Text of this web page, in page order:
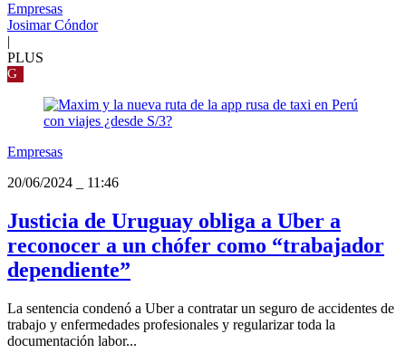
Empresas
Josimar Cóndor
|
PLUS
G
Empresas
20/06/2024
11:46
Justicia de Uruguay obliga a Uber a
reconocer a un chófer como “trabajador
dependiente”
La sentencia condenó a Uber a contratar un seguro de accidentes de
trabajo y enfermedades profesionales y regularizar toda la
documentación labor...